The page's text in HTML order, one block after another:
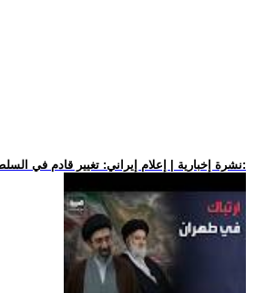
.. نشرة إخبارية | إعلام إيراني: تغيير قادم في السلطة.. والعراق: